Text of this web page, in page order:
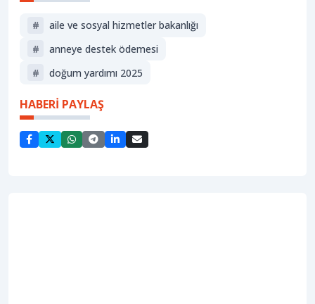
#
aile ve sosyal hizmetler bakanlığı
#
anneye destek ödemesi
#
doğum yardımı 2025
HABERİ PAYLAŞ